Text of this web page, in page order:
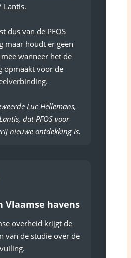
Lantis.
dus van de PFOS
maar houdt er geen
wanneer het de
opmaakt voor de
Luc Hellemans,
dat PFOS voor
nieuwe ontdekking is.
Vlaamse havens
overheid krijgt de
van de studie over de